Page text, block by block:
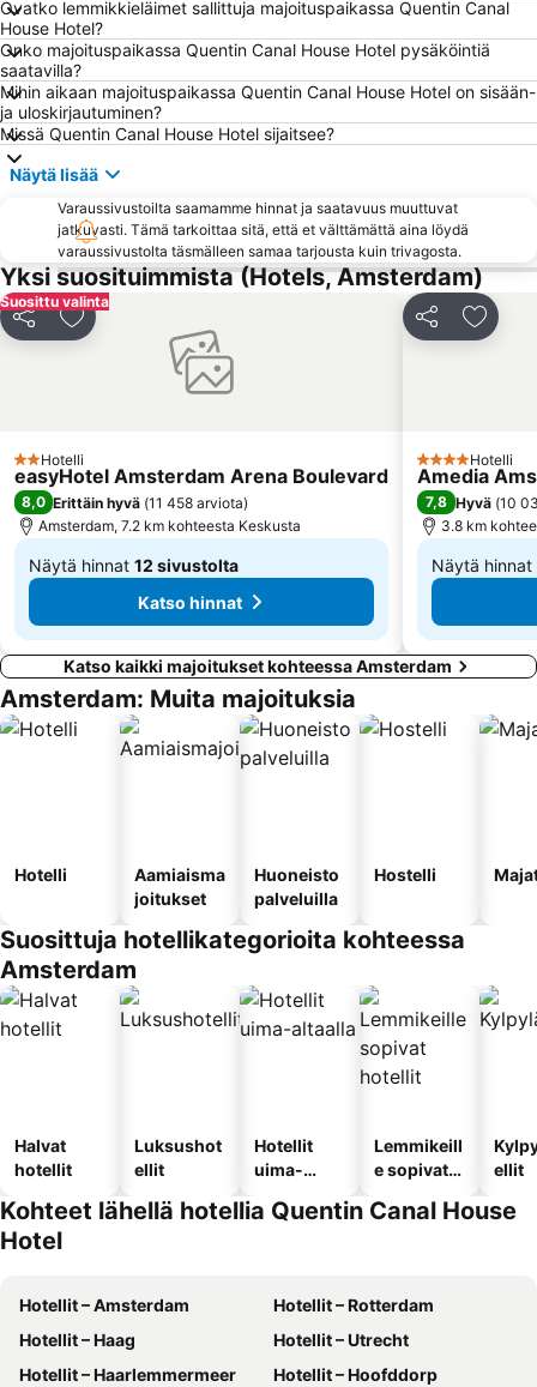
De Wallen
Van Gogh Museum
Bijlmer ArenA Metro Station
Utrecht Centraal Station
Zuid Metro Station
Zuidoost
Oost
Oud-Zuid
Westerpark
Rembrandtplein
Olympic Stadium Amsterdam
Diemen Zuid Metro Station
Grachtengordel
Dutch National Opera & Ballet
Jaarbeurs Utrecht
Melkweg
AFAS Stadion
Trippenhuis
Erotic Museum
Tuindorp Buiksloterham
Ovatko lemmikkieläimet sallittuja majoituspaikassa Quentin Canal
House Hotel?
Onko majoituspaikassa Quentin Canal House Hotel pysäköintiä
saatavilla?
Mihin aikaan majoituspaikassa Quentin Canal House Hotel on sisään-
ja uloskirjautuminen?
Missä Quentin Canal House Hotel sijaitsee?
Näytä lisää
Varaussivustoilta saamamme hinnat ja saatavuus muuttuvat
jatkuvasti. Tämä tarkoittaa sitä, että et välttämättä aina löydä
varaussivustolta täsmälleen samaa tarjousta kuin trivagosta.
Yksi suosituimmista (Hotels, Amsterdam)
Suosittu valinta
Jaa Lisää suosikkeihin
2 Tähtiluokitus
Hotelli
easyHotel Amsterdam Arena Boulevard
8,0 Erittäin hyvä (11 458 arviota)
Amsterdam, 7.2 km kohteesta Keskusta
Näytä hinnat 12 sivustolta
Alkaen
62 € Katso hinnat
Jaa Lisää
4 Tähtiluokitus
Hotelli
Amedia
7,8 Hyvä (10
3.8 km
Näytä hinnat
Alkaen
60 €
Katso kaikki majoitukset kohteessa Amsterdam
Amsterdam: Muita majoituksia
Hotelli
Aamiaisma
joitukset
Huoneisto
palveluilla
Hostelli
Suosittuja hotellikategorioita kohteessa
Amsterdam
Halvat
hotellit
Luksushot
ellit
Hotellit
uima-
Lemmikeill
e sopivat
ellit
Kohteet lähellä hotellia Quentin Canal House
Hotel
Hotellit – Amsterdam
Hotellit – Rotterdam
Hotellit – Haag
Hotellit – Utrecht
Hotellit – Haarlemmermeer
Hotellit – Hoofddorp